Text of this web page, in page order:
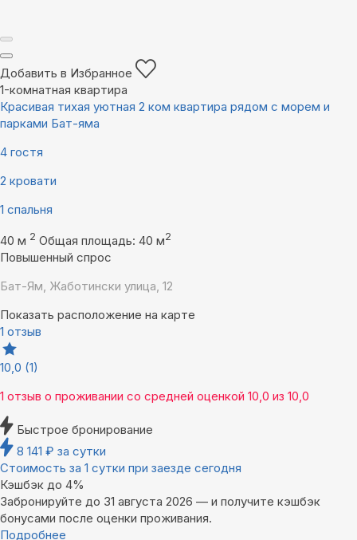
Добавить в Избранное
1-комнатная квартира
Красивая тихая уютная 2 ком квартира рядом с морем и
парками Бат-яма
4 гостя
2 кровати
1 спальня
40 м 2 Общая площадь: 40 м2
Повышенный спрос
Бат-Ям, Жаботински улица, 12
Показать расположение на карте
1 отзыв
10,0 (1)
1 отзыв о проживании со средней оценкой 10,0 из 10,0
Быстрое бронирование
8 141 ₽ за сутки
Стоимость за 1 сутки при заезде сегодня
Кэшбэк до 4%
Забронируйте до 31 августа 2026 — и получите кэшбэк
бонусами после оценки проживания.
Подробнее